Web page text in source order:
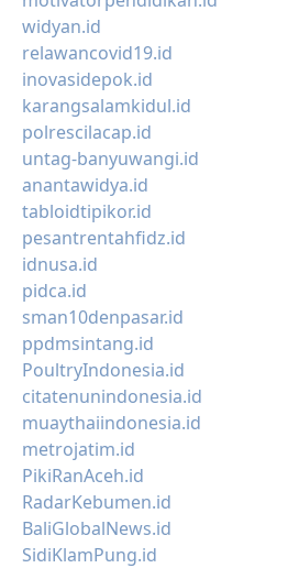
widyan.id
relawancovid19.id
inovasidepok.id
karangsalamkidul.id
polrescilacap.id
untag-banyuwangi.id
anantawidya.id
tabloidtipikor.id
pesantrentahfidz.id
idnusa.id
pidca.id
sman10denpasar.id
ppdmsintang.id
PoultryIndonesia.id
citatenunindonesia.id
muaythaiindonesia.id
metrojatim.id
PikiRanAceh.id
RadarKebumen.id
BaliGlobalNews.id
SidiKlamPung.id